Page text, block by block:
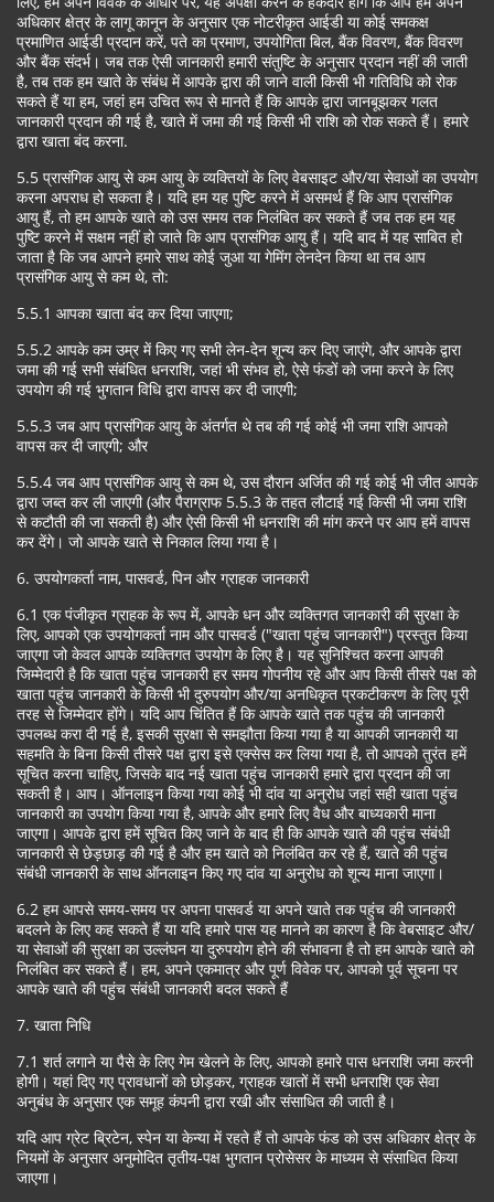
अधिकार क्षेत्र के लागू कानून के अनुसार एक नोटरीकृत आईडी या कोई समकक्ष
प्रमाणित आईडी प्रदान करें, पते का प्रमाण, उपयोगिता बिल, बैंक विवरण, बैंक विवरण
और बैंक संदर्भ। जब तक ऐसी जानकारी हमारी संतुष्टि के अनुसार प्रदान नहीं की जाती
है, तब तक हम खाते के संबंध में आपके द्वारा की जाने वाली किसी भी गतिविधि को रोक
सकते हैं या हम, जहां हम उचित रूप से मानते हैं कि आपके द्वारा जानबूझकर गलत
जानकारी प्रदान की गई है, खाते में जमा की गई किसी भी राशि को रोक सकते हैं। हमारे
द्वारा खाता बंद करना.
5.5 प्रासंगिक आयु से कम आयु के व्यक्तियों के लिए वेबसाइट और/या सेवाओं का उपयोग
करना अपराध हो सकता है। यदि हम यह पुष्टि करने में असमर्थ हैं कि आप प्रासंगिक
आयु हैं, तो हम आपके खाते को उस समय तक निलंबित कर सकते हैं जब तक हम यह
पुष्टि करने में सक्षम नहीं हो जाते कि आप प्रासंगिक आयु हैं। यदि बाद में यह साबित हो
जाता है कि जब आपने हमारे साथ कोई जुआ या गेमिंग लेनदेन किया था तब आप
प्रासंगिक आयु से कम थे, तो:
5.5.1 आपका खाता बंद कर दिया जाएगा;
5.5.2 आपके कम उम्र में किए गए सभी लेन-देन शून्य कर दिए जाएंगे, और आपके द्वारा
जमा की गई सभी संबंधित धनराशि, जहां भी संभव हो, ऐसे फंडों को जमा करने के लिए
उपयोग की गई भुगतान विधि द्वारा वापस कर दी जाएगी;
5.5.3 जब आप प्रासंगिक आयु के अंतर्गत थे तब की गई कोई भी जमा राशि आपको
वापस कर दी जाएगी; और
5.5.4 जब आप प्रासंगिक आयु से कम थे, उस दौरान अर्जित की गई कोई भी जीत आपके
द्वारा जब्त कर ली जाएगी (और पैराग्राफ 5.5.3 के तहत लौटाई गई किसी भी जमा राशि
से कटौती की जा सकती है) और ऐसी किसी भी धनराशि की मांग करने पर आप हमें वापस
कर देंगे। जो आपके खाते से निकाल लिया गया है।
6. उपयोगकर्ता नाम, पासवर्ड, पिन और ग्राहक जानकारी
6.1 एक पंजीकृत ग्राहक के रूप में, आपके धन और व्यक्तिगत जानकारी की सुरक्षा के
लिए, आपको एक उपयोगकर्ता नाम और पासवर्ड ("खाता पहुंच जानकारी") प्रस्तुत किया
जाएगा जो केवल आपके व्यक्तिगत उपयोग के लिए है। यह सुनिश्चित करना आपकी
जिम्मेदारी है कि खाता पहुंच जानकारी हर समय गोपनीय रहे और आप किसी तीसरे पक्ष को
खाता पहुंच जानकारी के किसी भी दुरुपयोग और/या अनधिकृत प्रकटीकरण के लिए पूरी
तरह से जिम्मेदार होंगे। यदि आप चिंतित हैं कि आपके खाते तक पहुंच की जानकारी
उपलब्ध करा दी गई है, इसकी सुरक्षा से समझौता किया गया है या आपकी जानकारी या
सहमति के बिना किसी तीसरे पक्ष द्वारा इसे एक्सेस कर लिया गया है, तो आपको तुरंत हमें
सूचित करना चाहिए, जिसके बाद नई खाता पहुंच जानकारी हमारे द्वारा प्रदान की जा
सकती है। आप। ऑनलाइन किया गया कोई भी दांव या अनुरोध जहां सही खाता पहुंच
जानकारी का उपयोग किया गया है, आपके और हमारे लिए वैध और बाध्यकारी माना
जाएगा। आपके द्वारा हमें सूचित किए जाने के बाद ही कि आपके खाते की पहुंच संबंधी
जानकारी से छेड़छाड़ की गई है और हम खाते को निलंबित कर रहे हैं, खाते की पहुंच
संबंधी जानकारी के साथ ऑनलाइन किए गए दांव या अनुरोध को शून्य माना जाएगा।
6.2 हम आपसे समय-समय पर अपना पासवर्ड या अपने खाते तक पहुंच की जानकारी
बदलने के लिए कह सकते हैं या यदि हमारे पास यह मानने का कारण है कि वेबसाइट और/
या सेवाओं की सुरक्षा का उल्लंघन या दुरुपयोग होने की संभावना है तो हम आपके खाते को
निलंबित कर सकते हैं। हम, अपने एकमात्र और पूर्ण विवेक पर, आपको पूर्व सूचना पर
आपके खाते की पहुंच संबंधी जानकारी बदल सकते हैं
7. खाता निधि
7.1 शर्त लगाने या पैसे के लिए गेम खेलने के लिए, आपको हमारे पास धनराशि जमा करनी
होगी। यहां दिए गए प्रावधानों को छोड़कर, ग्राहक खातों में सभी धनराशि एक सेवा
अनुबंध के अनुसार एक समूह कंपनी द्वारा रखी और संसाधित की जाती है।
यदि आप ग्रेट ब्रिटेन, स्पेन या केन्या में रहते हैं तो आपके फंड को उस अधिकार क्षेत्र के
नियमों के अनुसार अनुमोदित तृतीय-पक्ष भुगतान प्रोसेसर के माध्यम से संसाधित किया
जाएगा।